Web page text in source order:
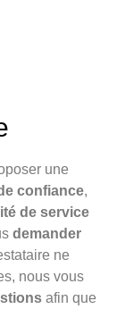
une
confiance,
de service
demander
ne
nous vous
afin que